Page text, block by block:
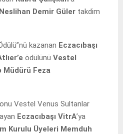
Demir Güler takdim
kazanan Eczacıbaşı
ödülünü Vestel
Müdürü Feza
Vestel Venus Sultanlar
Eczacıbaşı VitrA’ya
Kurulu Üyeleri Memduh